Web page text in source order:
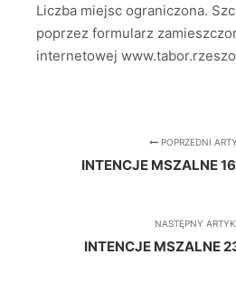
Liczba miejsc ograniczona.
poprzez formularz
internetowej
POPRZEDNI
INTENCJE MSZALNE
NASTĘPNY
INTENCJE MSZALNE